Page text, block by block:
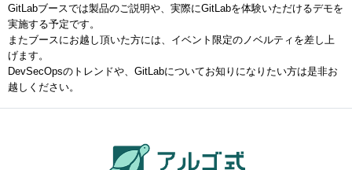
GitLabブースでは製品のご説明や、実際にGitLabを体験いただけるデモを
実施する予定です。
またブースにお越し頂いた方には、イベント限定のノベルティを差し上
げます。
DevSecOpsのトレンドや、GitLabについてお知りになりたい方は是非お
越しください。